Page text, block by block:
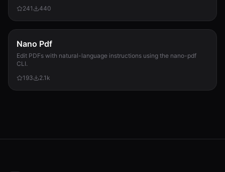
241
440
Nano Pdf
Edit PDFs with natural-language instructions using the nano-pdf
CLI.
193
2.1k